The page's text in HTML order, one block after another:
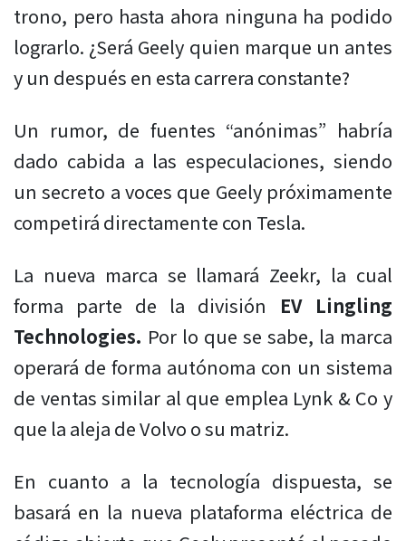
trono, pero hasta ahora ninguna ha podido
lograrlo. ¿Será Geely quien marque un antes
y un después en esta carrera constante?
Un rumor, de fuentes “anónimas” habría
dado cabida a las especulaciones, siendo
un secreto a voces que Geely próximamente
competirá directamente con Tesla.
La nueva marca se llamará Zeekr, la cual
forma parte de la división EV Lingling
Technologies. Por lo que se sabe, la marca
operará de forma autónoma con un sistema
de ventas similar al que emplea Lynk & Co y
que la aleja de Volvo o su matriz.
En cuanto a la tecnología dispuesta, se
basará en la nueva plataforma eléctrica de